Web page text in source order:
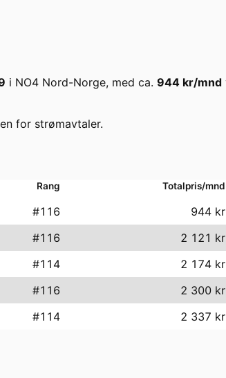
i NO4 Nord-Norge, med ca. 944 kr/mnd
for strømavtaler.
Rang Totalpris/mnd
#116 944 kr
#116 2 121 kr
#114 2 174 kr
#116 2 300 kr
#114 2 337 kr